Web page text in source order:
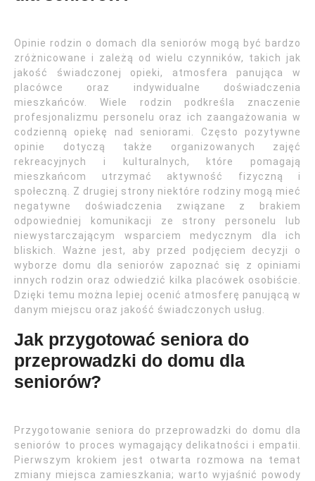
Opinie rodzin o domach dla seniorów mogą być bardzo
zróżnicowane i zależą od wielu czynników, takich jak
jakość świadczonej opieki, atmosfera panująca w
placówce oraz indywidualne doświadczenia
mieszkańców. Wiele rodzin podkreśla znaczenie
profesjonalizmu personelu oraz ich zaangażowania w
codzienną opiekę nad seniorami. Często pozytywne
opinie dotyczą także organizowanych zajęć
rekreacyjnych i kulturalnych, które pomagają
mieszkańcom utrzymać aktywność fizyczną i
społeczną. Z drugiej strony niektóre rodziny mogą mieć
negatywne doświadczenia związane z brakiem
odpowiedniej komunikacji ze strony personelu lub
niewystarczającym wsparciem medycznym dla ich
bliskich. Ważne jest, aby przed podjęciem decyzji o
wyborze domu dla seniorów zapoznać się z opiniami
innych rodzin oraz odwiedzić kilka placówek osobiście.
Dzięki temu można lepiej ocenić atmosferę panującą w
danym miejscu oraz jakość świadczonych usług.
Jak przygotować seniora do
przeprowadzki do domu dla
seniorów?
Przygotowanie seniora do przeprowadzki do domu dla
seniorów to proces wymagający delikatności i empatii.
Pierwszym krokiem jest otwarta rozmowa na temat
zmiany miejsca zamieszkania; warto wyjaśnić powody